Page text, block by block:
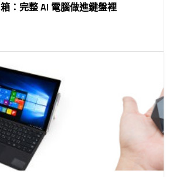
箱：完整 AI 電腦做進鍵盤裡